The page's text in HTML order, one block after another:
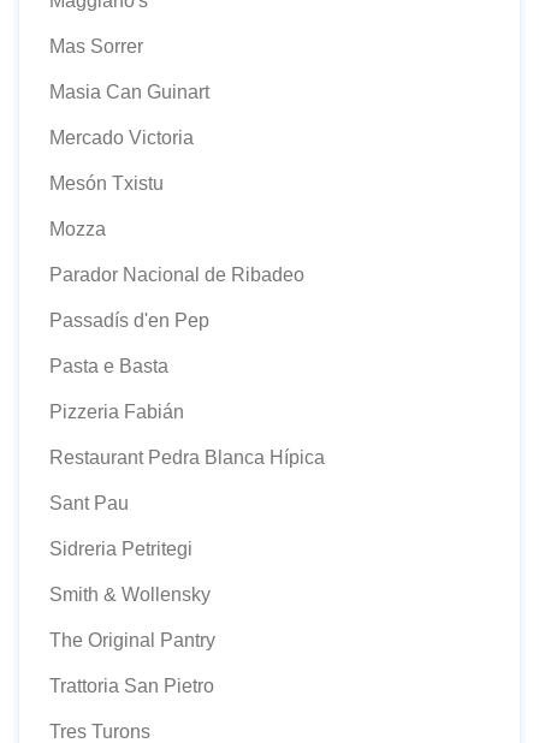
Mas Sorrer
Masia Can Guinart
Mercado Victoria
Mesón Txistu
Mozza
Parador Nacional de Ribadeo
Passadís d'en Pep
Pasta e Basta
Pizzeria Fabián
Restaurant Pedra Blanca Hípica
Sant Pau
Sidreria Petritegi
Smith & Wollensky
The Original Pantry
Trattoria San Pietro
Tres Turons